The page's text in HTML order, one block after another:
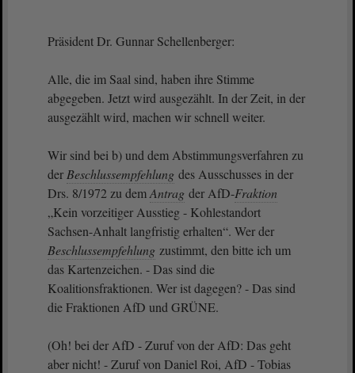
Präsident Dr. Gunnar Schellenberger:
Alle, die im Saal sind, haben ihre Stimme
abgegeben. Jetzt wird ausgezählt. In der Zeit, in der
ausgezählt wird, machen wir schnell weiter.
Wir sind bei b) und dem Abstimmungsverfahren zu
der Beschlussempfehlung des Ausschusses in der
Drs. 8/1972 zu demAntrag der AfD-Fraktion
„Kein vorzeitiger Ausstieg - Kohlestandort
Sachsen-Anhalt langfristig erhalten“. Wer der
Beschlussempfehlung zustimmt, den bitte ich um
das Kartenzeichen. - Das sind die
Koalitionsfraktionen. Wer ist dagegen? - Das sind
die Fraktionen AfD und GRÜNE.
(Oh! bei der AfD - Zuruf von der AfD: Das geht
aber nicht! - Zuruf von Daniel Roi, AfD - Tobias